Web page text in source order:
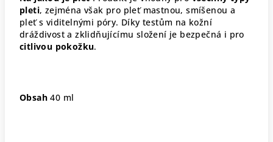
pleti, zejména však pro pleť mastnou, smíšenou a
pleť s viditelnými póry. Díky testům na kožní
dráždivost a zklidňujícímu složení je bezpečná i pro
citlivou pokožku.
Obsah 40 ml